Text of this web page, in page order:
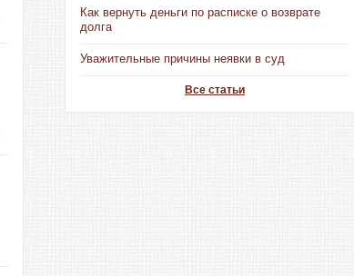
Как вернуть деньги по расписке о возврате
долга
Уважительные причины неявки в суд
Все статьи